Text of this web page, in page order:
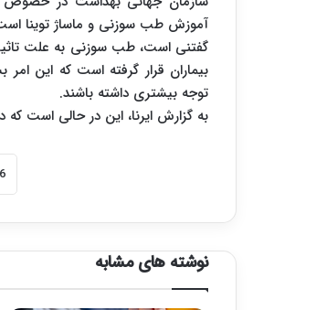
آموزش طب سوزنی و ماساژ توینا
گفتنی است، طب سوزنی به علت
بیماران قرار گرفته است که این
توجه بیشتری داشته باشند.
به گزارش ایرنا، این در حالی است
نوشته های مشابه